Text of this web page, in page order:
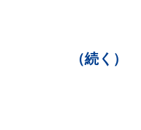
（続く）